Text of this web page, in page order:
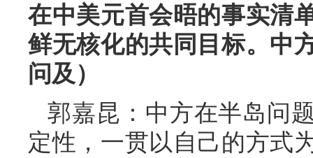
在中美元首会晤的事实清
鲜无核化的共同目标。中
问及）
郭嘉昆：中方在半岛问
定性，一贯以自己的方式